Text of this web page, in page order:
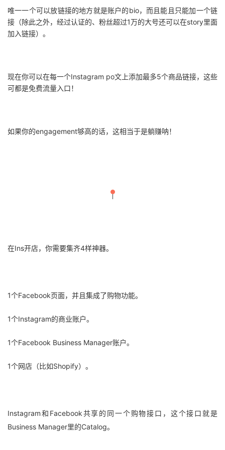
唯一一个可以放链接的地方就是账户的bio，而且能且只能加一个链
接（除此之外，经过认证的、粉丝超过1万的大号还可以在story里面
加入链接）。
现在你可以在每一个Instagram po文上添加最多5个商品链接，这些
可都是免费流量入口！
如果你的engagement够高的话，这相当于是躺赚呐！
在Ins开店，你需要集齐4样神器。
1个Facebook页面，并且集成了购物功能。
1个Instagram的商业账户。
1个Facebook Business Manager账户。
1个网店（比如Shopify）。
Instagram和Facebook共享的同一个购物接口，这个接口就是
Business Manager里的Catalog。